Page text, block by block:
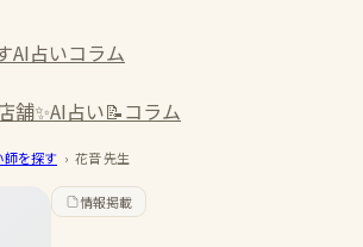
AI占いコラム
舗✨AI占い📝コラム
師を探す › 花音先生
情報掲載